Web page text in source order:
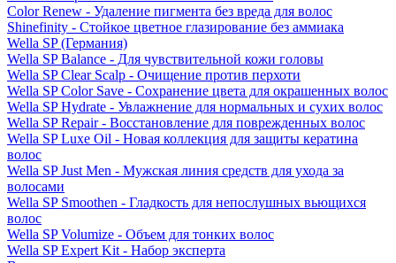
Color Renew - Удаление пигмента без вреда для волос
Shinefinity - Стойкое цветное глазирование без аммиака
Wella SP (Германия)
Wella SP Balance - Для чувствительной кожи головы
Wella SP Clear Scalp - Очищение против перхоти
Wella SP Color Save - Сохранение цвета для окрашенных волос
Wella SP Hydrate - Увлажнение для нормальных и сухих волос
Wella SP Repair - Восстановление для поврежденных волос
Wella SP Luxe Oil - Новая коллекция для защиты кератина
волос
Wella SP Just Men - Мужская линия средств для ухода за
волосами
Wella SP Smoothen - Гладкость для непослушных вьющихся
волос
Wella SP Volumize - Объем для тонких волос
Wella SP Expert Kit - Набор эксперта